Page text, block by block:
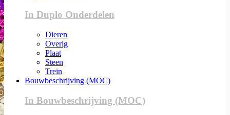
In Duplo Onderdelen
Dieren
Overig
Plaat
Steen
Trein
Bouwbeschrijving (MOC)
In Bouwbeschrijving (MOC)